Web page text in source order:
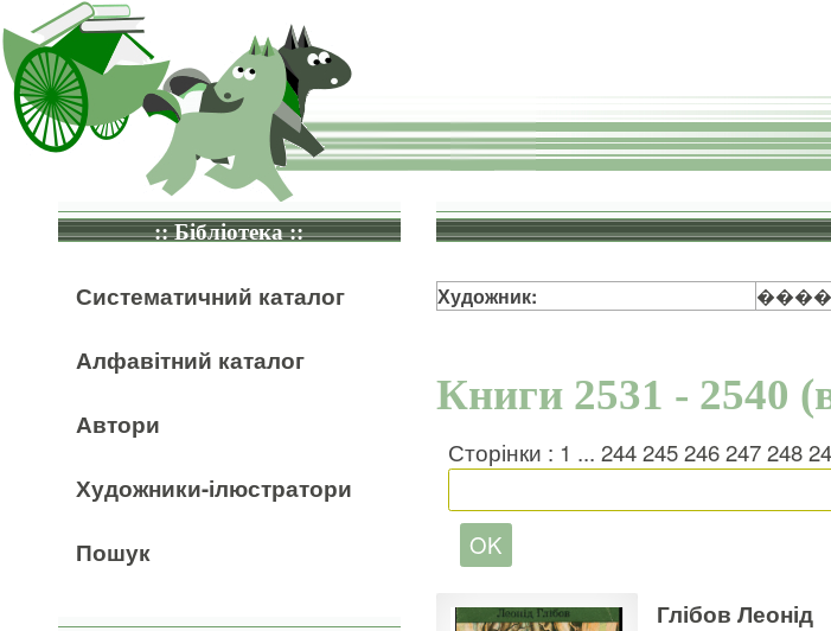
:: Бібліотека ::
Систематичний каталог
Алфавітний каталог
Автори
Художники-ілюстратори
Пошук
Художник:
Книги 2531 - 2540
Сторінки : 1 ... 244 245 246 247 248
Глібов Леонід